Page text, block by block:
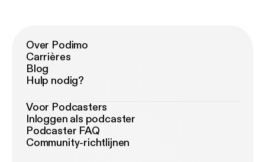
Over Podimo
Carrières
Blog
Hulp nodig?
Voor Podcasters
Inloggen als podcaster
Podcaster FAQ
Community-richtlijnen